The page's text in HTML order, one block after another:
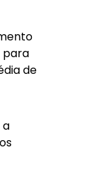
para
de
a